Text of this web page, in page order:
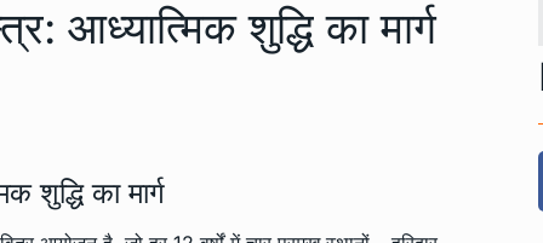
आध्यात्मिक शुद्धि का मार्ग
शुद्धि का मार्ग